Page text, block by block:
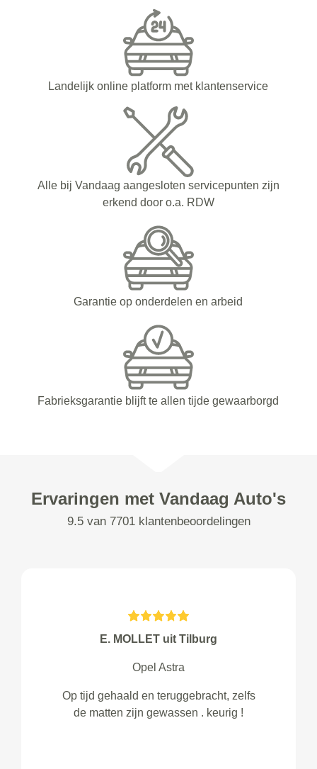
Landelijk online platform met klantenservice
Alle bij Vandaag aangesloten servicepunten zijn
erkend door o.a. RDW
Garantie op onderdelen en arbeid
Fabrieksgarantie blijft te allen tijde gewaarborgd
Ervaringen met Vandaag Auto's
9.5 van 7701 klantenbeoordelingen
E. MOLLET uit Tilburg
Opel Astra
Op tijd gehaald en teruggebracht, zelfs
de matten zijn gewassen . keurig !